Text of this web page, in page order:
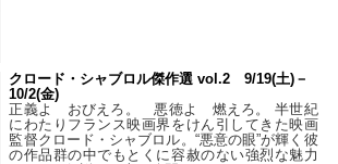
クロード・シャブロル傑作選 vol.2 9/19(土)－
10/2(金)
正義よ おびえろ。 悪徳よ 燃えろ。 半世紀
にわたりフランス映画界をけん引してきた映画
監督クロード・シャブロル。“悪意の眼”が輝く彼
の作品群の中でもとくに容赦のない強烈な魅力